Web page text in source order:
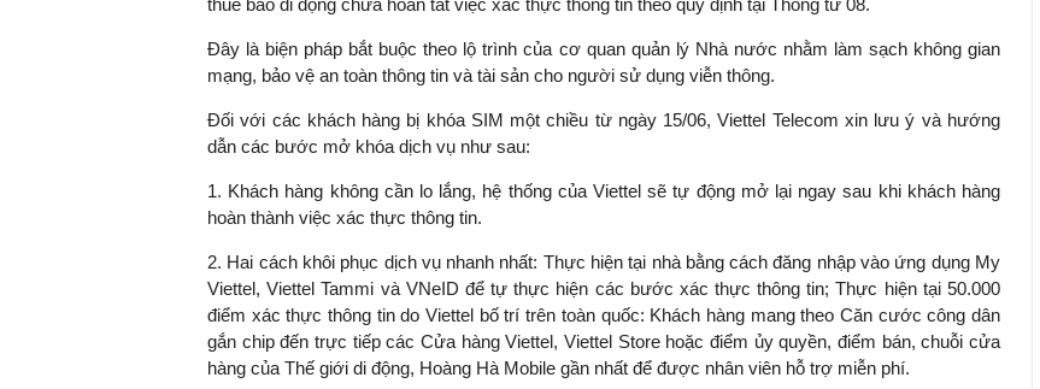
Đây là biện pháp bắt buộc theo lộ trình của cơ quan quản lý Nhà nước nhằm làm sạch không gian
mạng, bảo vệ an toàn thông tin và tài sản cho người sử dụng viễn thông.
Đối với các khách hàng bị khóa SIM một chiều từ ngày 15/06, Viettel Telecom xin lưu ý và hướng
dẫn các bước mở khóa dịch vụ như sau:
1. Khách hàng không cần lo lắng, hệ thống của Viettel sẽ tự động mở lại ngay sau khi khách hàng
hoàn thành việc xác thực thông tin.
2. Hai cách khôi phục dịch vụ nhanh nhất: Thực hiện tại nhà bằng cách đăng nhập vào ứng dụng My
Viettel, Viettel Tammi và VNeID để tự thực hiện các bước xác thực thông tin; Thực hiện tại 50.000
điểm xác thực thông tin do Viettel bố trí trên toàn quốc: Khách hàng mang theo Căn cước công dân
gắn chip đến trực tiếp các Cửa hàng Viettel, Viettel Store hoặc điểm ủy quyền, điểm bán, chuỗi cửa
hàng của Thế giới di động, Hoàng Hà Mobile gần nhất để được nhân viên hỗ trợ miễn phí.